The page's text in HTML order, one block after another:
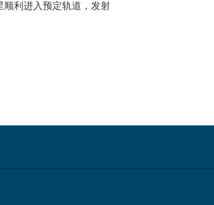
顺利进入预定轨道，发射